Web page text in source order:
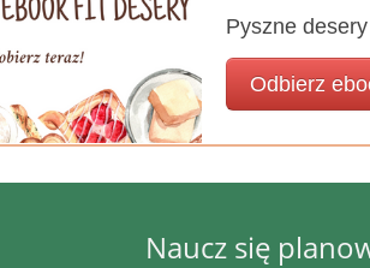
Pyszne
Odbierz
Naucz się